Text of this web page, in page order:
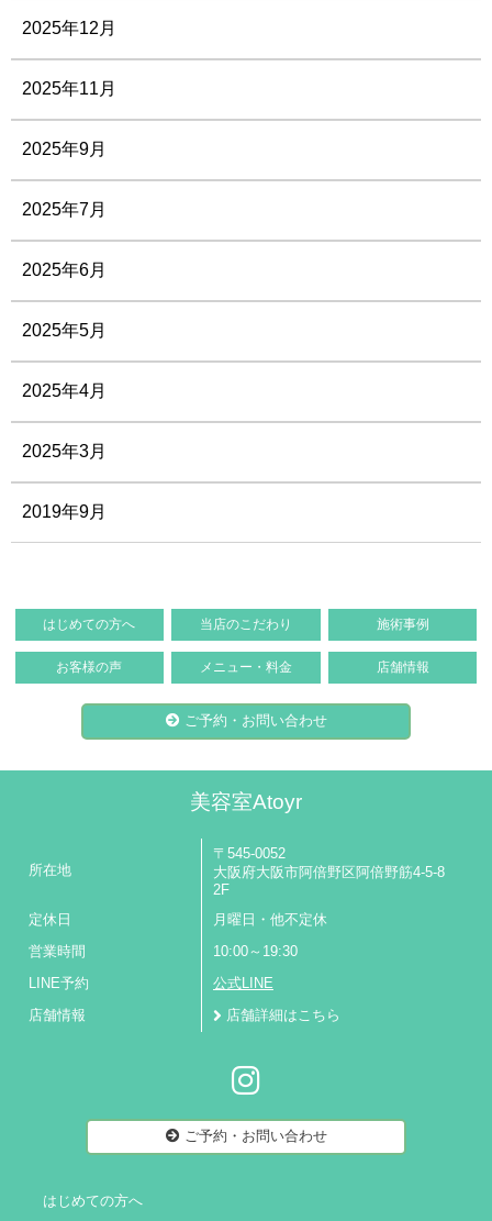
2025年12月
2025年11月
2025年9月
2025年7月
2025年6月
2025年5月
2025年4月
2025年3月
2019年9月
はじめての方へ 当店のこだわり 施術事例
お客様の声 メニュー・料金 店舗情報
ご予約・お問い合わせ
美容室Atoyr
所在地
〒545-0052
大阪府大阪市阿倍野区阿倍野筋4-5-8
2F
定休日
月曜日・他不定休
営業時間 10:00～19:30
LINE予約 公式LINE
店舗情報 店舗詳細はこちら
ご予約・お問い合わせ
はじめての方へ